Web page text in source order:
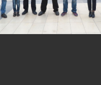
BANK” посетили